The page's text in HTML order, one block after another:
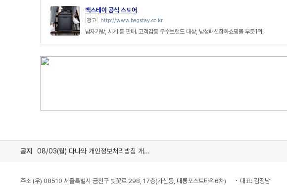
백스테이 공식 스토어
광고 http://www.bagstay.co.kr
남자가방, 시계 등 판매. 고객감동 우수브랜드 대상, 남성패션잡화쇼핑몰 부문1위!
공지 08/03(월) 다나와 개인정보처리방침 개정 안내
주소 (우) 08510 서울특별시 금천구 벚꽃로 298, 17층(가산동, 대륭포스트타워6차) 대표: 김정남